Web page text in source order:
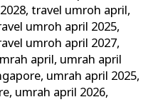
,travel umroh april,
umroh april 2025,
umroh april 2027,
april, umrah april
, umrah april 2025,
, umrah april 2026,